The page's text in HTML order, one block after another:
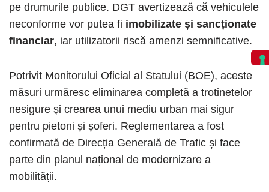
pe drumurile publice. DGT avertizează că vehiculele
neconforme vor putea fi imobilizate și sancționate
financiar, iar utilizatorii riscă amenzi semnificative.
Potrivit Monitorului Oficial al Statului (BOE), aceste
măsuri urmăresc eliminarea completă a trotinetelor
nesigure și crearea unui mediu urban mai sigur
pentru pietoni și șoferi. Reglementarea a fost
confirmată de Direcția Generală de Trafic și face
parte din planul național de modernizare a
mobilității.